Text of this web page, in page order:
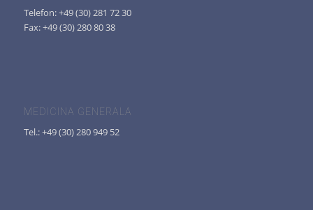
Telefon: +49 (30) 281 72 30
Fax: +49 (30) 280 80 38
MEDICINA GENERALA
Tel.: +49 (30) 280 949 52